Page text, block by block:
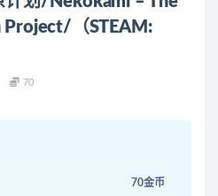
Project/（STEAM:
70
70金币